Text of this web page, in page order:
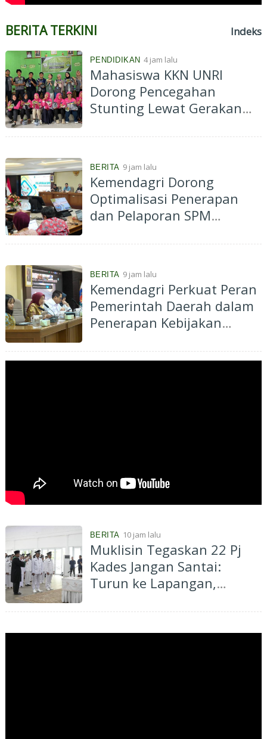
BERITA TERKINI Indeks
PENDIDIKAN 4 jam lalu
Mahasiswa KKN UNRI
Dorong Pencegahan
Stunting Lewat Gerakan
Kelawat
BERITA 9 jam lalu
Kemendagri Dorong
Optimalisasi Penerapan
dan Pelaporan SPM
Selatan Tahun 2026
BERITA 9 jam lalu
Kemendagri Perkuat Peran
Pemerintah Daerah dalam
Penerapan Kebijakan
Transmigrasi
BERITA 10 jam lalu
Muklisin Tegaskan 22 Pj
Kades Jangan Santai:
Turun ke Lapangan,
Masyarakat